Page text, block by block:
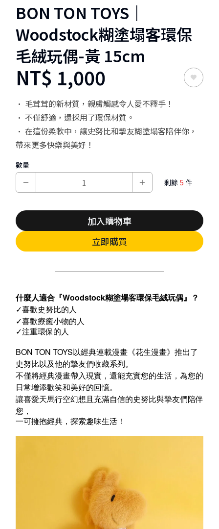
BON TON TOYS｜
Woodstock糊塗塌客環保
毛絨玩偶-黃 15cm
• 毛茸茸的新材質，親膚觸感令人愛不釋手！
• 不僅舒適，還採用了環保材質。
• 在這份柔軟中，讓史努比和摯友糊塗塌客陪伴你，
帶來更多快樂與美好！
NT$ 1,000
數量
剩餘 5 件
加入購物車
立即購買
什麼人適合『Woodstock糊塗塌客環保毛絨玩偶』？
✓︎喜歡史努比的人
✓︎喜歡療癒小物的人
✓︎注重環保的人
BON TON TOYS以經典連載漫畫《花生漫畫》推出了
史努比以及他的摯友們收藏系列。
不僅將經典漫畫帶入現實，還能充實您的生活，為您的
日常增添歡笑和美好的回憶。
讓喜愛天馬行空幻想且充滿自信的史努比與摯友們陪伴
您，
一可擁抱經典，探索趣味生活！